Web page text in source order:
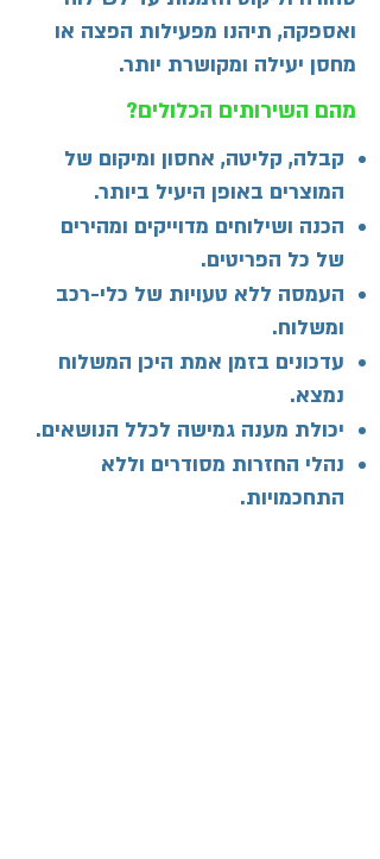
ואספקה, תיהנו מפעילות הפצה או
מחסן יעילה ומקושרת יותר.
מהם השירותים הכלולים?
קבלה, קליטה, אחסון ומיקום של
המוצרים באופן היעיל ביותר.
הכנה ושילוחים מדוייקים ומהירים
של כל הפריטים.
העמסה ללא טעויות של כלי-רכב
ומשלוח.
עדכונים בזמן אמת היכן המשלוח
נמצא.
יכולת מענה גמישה לכלל הנושאים.
נהלי החזרות מסודרים וללא
התחכמויות.